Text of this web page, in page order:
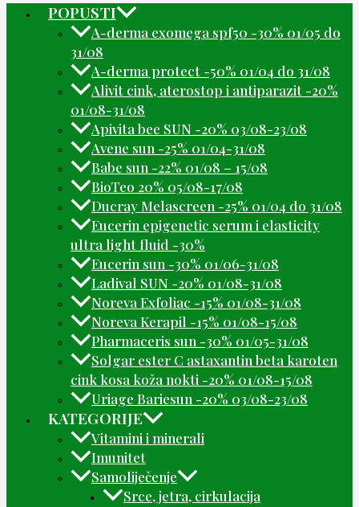
POPUSTI
A-derma exomega spf50 -30% 01/05 do
31/08
A-derma protect -50% 01/04 do 31/08
Alivit cink, aterostop i antiparazit -20%
01/08-31/08
Apivita bee SUN -20% 03/08-23/08
Avene sun -25% 01/04-31/08
Babe sun -22% 01/08 – 15/08
BioTeo 20% 05/08-17/08
Ducray Melascreen -25% 01/04 do 31/08
Eucerin epigenetic serum i elasticity
ultra light fluid -30%
Eucerin sun -30% 01/06-31/08
Ladival SUN -20% 01/08-31/08
Noreva Exfoliac -15% 01/08-31/08
Noreva Kerapil -15% 01/08-15/08
Pharmaceris sun -30% 01/05-31/08
Solgar ester C astaxantin beta karoten
cink kosa koža nokti -20% 01/08-15/08
Uriage Bariesun -20% 03/08-23/08
KATEGORIJE
Vitamini i minerali
Imunitet
Samoliječenje
Srce, jetra, cirkulacija